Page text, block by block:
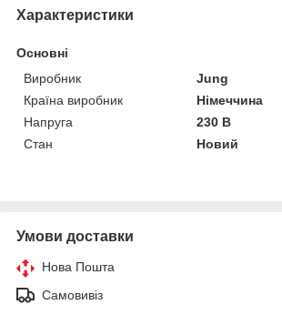
Характеристики
Основні
Виробник
Jung
Країна виробник
Німеччина
Напруга
230 В
Стан
Новий
Умови доставки
Нова Пошта
Самовивіз